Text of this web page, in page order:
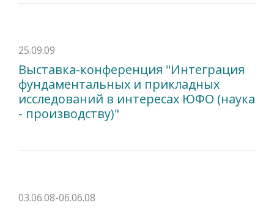
25.09.09
Выставка-конференция "Интеграция
фундаментальных и прикладных
исследований в интересах ЮФО (наука
- производству)"
03.06.08-06.06.08